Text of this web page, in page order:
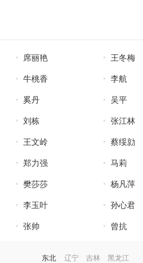
席丽艳 王冬梅
牛桃香 李航
奚丹 吴平
刘栋 张江林
王文岭 蔡绥勍
郑力强 马莉
樊莎莎 杨凡萍
李玉叶 孙心君
张帅 曾抗
东北 辽宁 吉林 黑龙江